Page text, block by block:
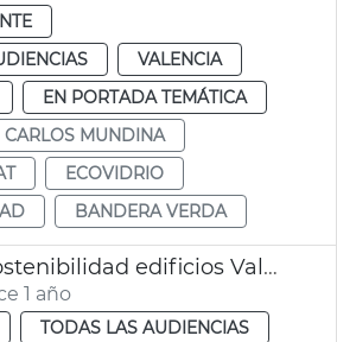
VALENCIA
EN PORTADA TEMÁTICA
CARLOS MUNDINA
ECOVIDRIO
BANDERA VERDA
Formación sostenibilidad edificios València
1 año
TODAS LAS AUDIENCIAS